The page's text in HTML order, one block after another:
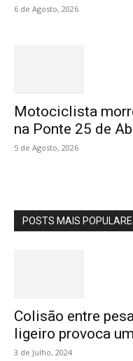
6 de Agosto, 2026
Motociclista
na Ponte 25 de
5 de Agosto, 2026
POSTS MAIS
Colisão entre
ligeiro provoca
3 de Julho, 2024